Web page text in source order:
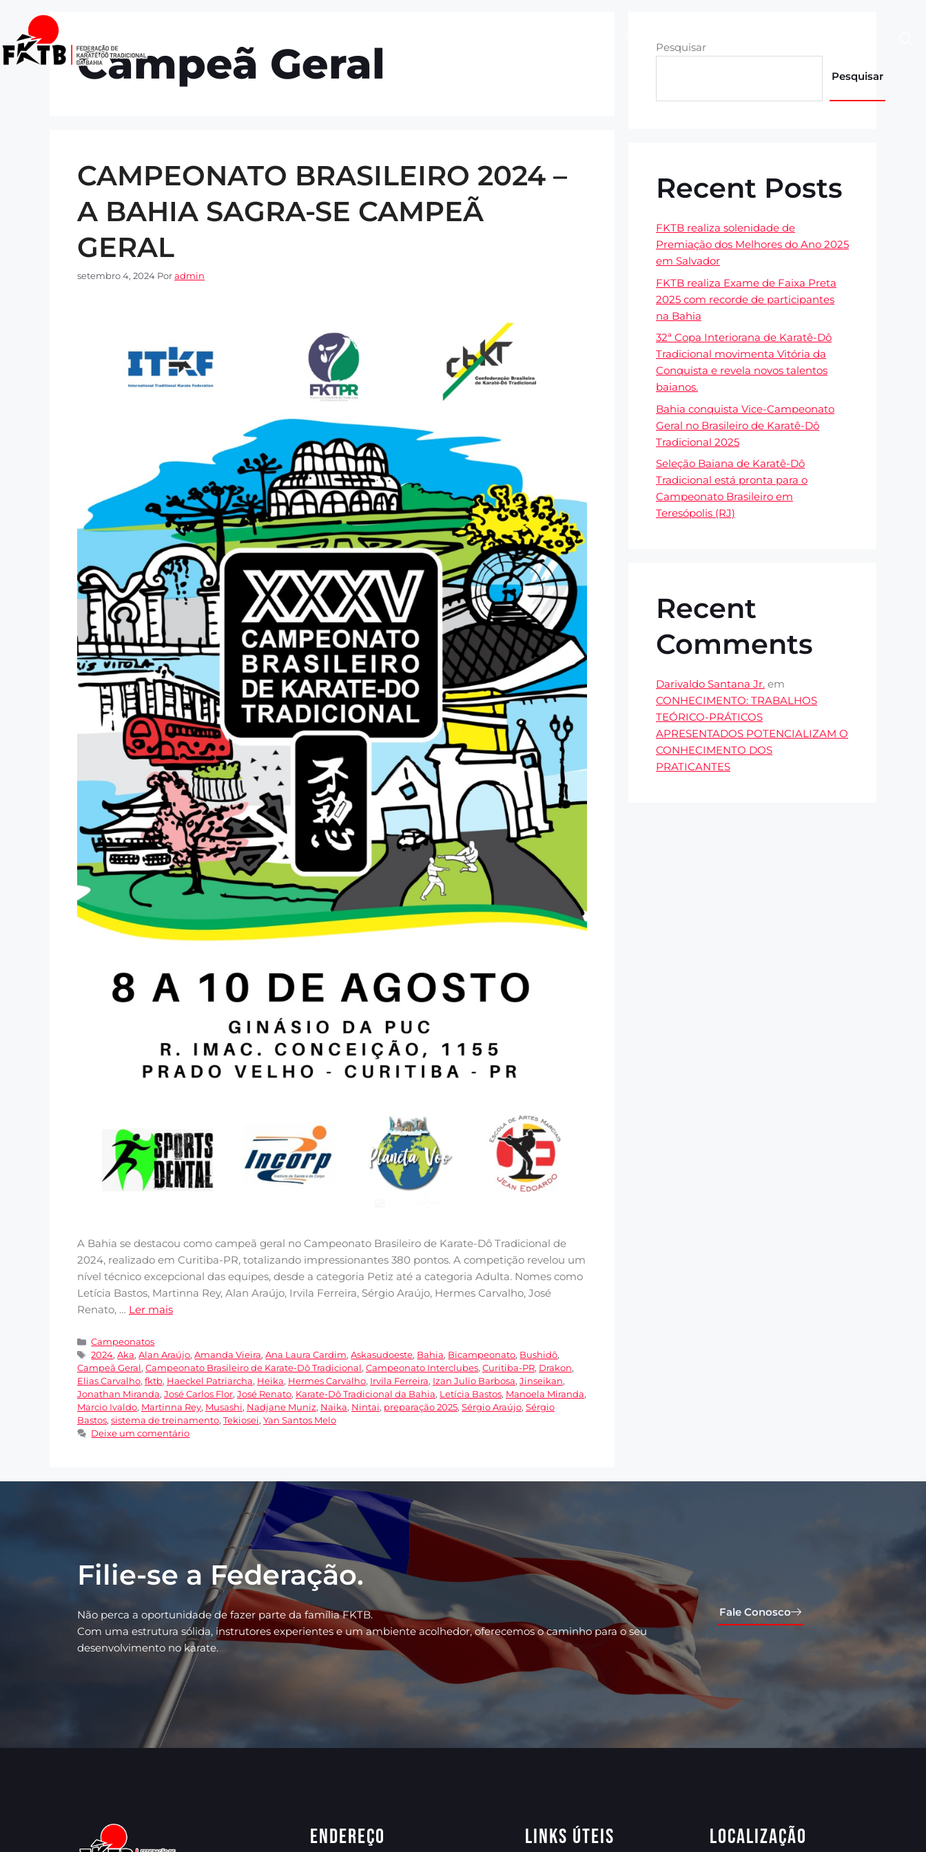
Campeã Geral
CAMPEONATO BRASILEIRO 2024 –
A BAHIA SAGRA-SE CAMPEÃ
GERAL
setembro 4, 2024 Por admin
A Bahia se destacou como campeã geral no Campeonato Brasileiro de Karate-Dô Tradicional de
2024, realizado em Curitiba-PR, totalizando impressionantes 380 pontos. A competição revelou um
nível técnico excepcional das equipes, desde a categoria Petiz até a categoria Adulta. Nomes como
Letícia Bastos, Martinna Rey, Alan Araújo, Irvila Ferreira, Sérgio Araújo, Hermes Carvalho, José
Renato, … Ler mais
Campeonatos
2024,Aka,Alan Araújo,Amanda Vieira,Ana Laura Cardim,Askasudoeste, Bahia, Bicampeonato, Bushidô,
Campeã Geral, Campeonato Brasileiro de Karate-Dô Tradicional, Campeonato Interclubes, Curitiba-PR, Drakon,
Elias Carvalho, fktb, Haeckel Patriarcha, Heika, Hermes Carvalho, Irvila Ferreira, Izan Julio Barbosa, Jinseikan,
Jonathan Miranda, José Carlos Flor, José Renato, Karate-Dô Tradicional da Bahia, Letícia Bastos, Manoela Miranda,
Marcio Ivaldo, Martinna Rey, Musashi, Nadjane Muniz, Naika, Nintai, preparação 2025, Sérgio Araújo, Sérgio
Bastos, sistema de treinamento, Tekiosei, Yan Santos Melo
Deixe um comentário
Pesquisar
Pesquisar
Recent Posts
FKTB realiza solenidade de
Premiação dos Melhores do Ano 2025
em Salvador
FKTB realiza Exame de Faixa Preta
2025 com recorde de participantes
na Bahia
32ª Copa Interiorana de Karatê-Dô
Tradicional movimenta Vitória da
Conquista e revela novos talentos
baianos.
Bahia conquista Vice-Campeonato
Geral no Brasileiro de Karatê-Dô
Tradicional 2025
Seleção Baiana de Karatê-Dô
Tradicional está pronta para o
Campeonato Brasileiro em
Teresópolis (RJ)
Recent
Comments
Darivaldo Santana Jr. em
CONHECIMENTO: TRABALHOS
TEÓRICO-PRÁTICOS
APRESENTADOS POTENCIALIZAM O
CONHECIMENTO DOS
PRATICANTES
Filie-se a Federação.
Não perca a oportunidade de fazer parte da família FKTB.
Com uma estrutura sólida, instrutores experientes e um ambiente acolhedor, oferecemos o caminho para o seu
desenvolvimento no karate.
Fale Conosco
Endereço Links úteis Localização